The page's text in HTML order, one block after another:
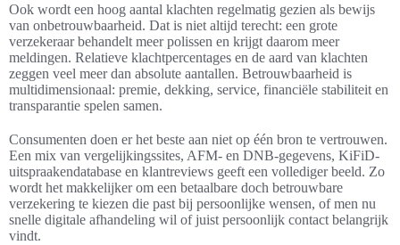
Ook wordt een hoog aantal klachten regelmatig gezien als bewijs
van onbetrouwbaarheid. Dat is niet altijd terecht: een grote
verzekeraar behandelt meer polissen en krijgt daarom meer
meldingen. Relatieve klachtpercentages en de aard van klachten
zeggen veel meer dan absolute aantallen. Betrouwbaarheid is
multidimensionaal: premie, dekking, service, financiële stabiliteit en
transparantie spelen samen.
Consumenten doen er het beste aan niet op één bron te vertrouwen.
Een mix van vergelijkingssites, AFM- en DNB-gegevens, KiFiD-
uitspraakendatabase en klantreviews geeft een vollediger beeld. Zo
wordt het makkelijker om een betaalbare doch betrouwbare
verzekering te kiezen die past bij persoonlijke wensen, of men nu
snelle digitale afhandeling wil of juist persoonlijk contact belangrijk
vindt.